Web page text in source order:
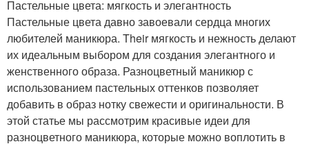
Пастельные цвета: мягкость и элегантность
Пастельные цвета давно завоевали сердца многих
любителей маникюра. Their мягкость и нежность делают
их идеальным выбором для создания элегантного и
женственного образа. Разноцветный маникюр с
использованием пастельных оттенков позволяет
добавить в образ нотку свежести и оригинальности. В
этой статье мы рассмотрим красивые идеи для
разноцветного маникюра, которые можно воплотить в